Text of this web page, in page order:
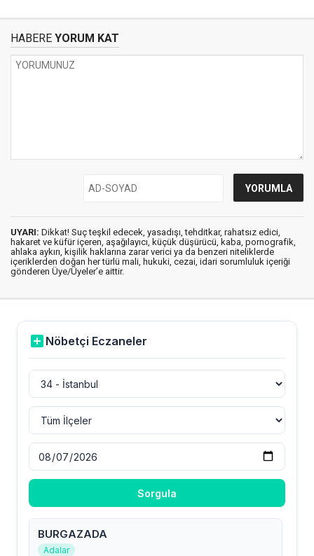
HABERE YORUM KAT
UYARI: Dikkat! Suç teşkil edecek, yasadışı, tehditkar, rahatsız edici,
hakaret ve küfür içeren, aşağılayıcı, küçük düşürücü, kaba, pornografik,
ahlaka aykırı, kişilik haklarına zarar verici ya da benzeri niteliklerde
içeriklerden doğan her türlü mali, hukuki, cezai, idari sorumluluk içeriği
gönderen Üye/Üyeler’e aittir.